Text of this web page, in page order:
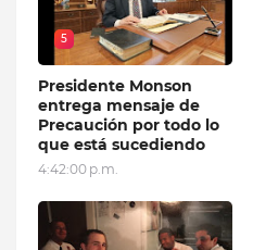
5
Presidente Monson
entrega mensaje de
Precaución por todo lo
que está sucediendo
4:42:00 p.m.